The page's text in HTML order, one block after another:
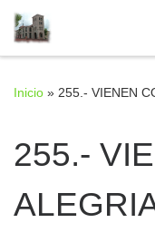
Saltar al contenido
Inicio » 255.- VIENEN
255.-